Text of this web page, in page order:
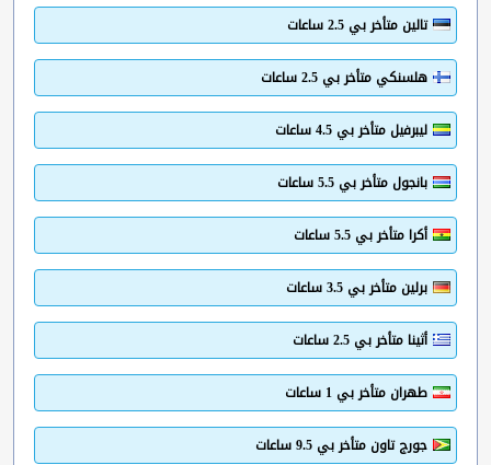
تالين متأخر بي 2.5 ساعات
هلسنكي متأخر بي 2.5 ساعات
ليبرفيل متأخر بي 4.5 ساعات
بانجول متأخر بي 5.5 ساعات
أكرا متأخر بي 5.5 ساعات
برلين متأخر بي 3.5 ساعات
أثينا متأخر بي 2.5 ساعات
طهران متأخر بي 1 ساعات
جورج تاون متأخر بي 9.5 ساعات